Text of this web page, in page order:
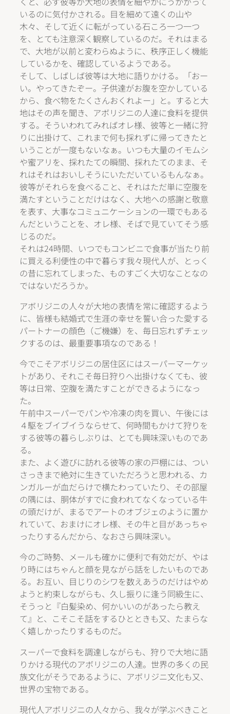
いるのに気付かされる。目を細めて遠くの山や
木々、そして近くに転がっている石ころ一つ一つ
を、とても注意深く観察しているのだ。それはまる
で、大地が以前と変わらぬように、秩序正しく機能
しているかを、確認しているようである。
そして、しばしば彼等は大地に語りかける。「おー
い。やってきたぞー。子供達がお腹を空かしている
から、食べ物をたくさんおくれよー」と。すると大
地はその声を聞き、アボリジニの人達に食料を提供
する。そういわれてみればオレ様、彼等と一緒に狩
りに出掛けて、これまで何も採れずに帰ってきたと
いうことが一度もないなぁ。いつも大量のイモムシ
や蜜アリを、採れたての瞬間、採れたてのまま、そ
れはそれはおいしそうにいただいているもんなぁ。
彼等がそれらを食べること、それはただ単に空腹を
満たすということだけはなく、大地への感謝と敬意
を表す、大事なコミュニケーションの一環でもある
んだということを、オレ様、そばで見ていてそう感
じるのだ。
それは24時間、いつでもコンビニで食事が当たり前
に買える利便性の中で暮らす我々現代人が、とっく
の昔に忘れてしまった、ものすごく大切なことなの
ではないだろうか。
アボリジニの人々が大地の表情を常に確認するよう
に、皆様も結婚式で生涯の幸せを誓い合った愛する
パートナーの顔色（ご機嫌）を、毎日忘れずチェッ
クするのは、最重要事項なのである！
今でこそアボリジニの居住区にはスーパーマーケッ
トがあり、それこそ毎日狩りへ出掛けなくても、彼
等は日常、空腹を満たすことができるようになっ
た。
午前中スーパーでパンや冷凍の肉を買い、午後には
４駆をブイブイうならせて、何時間もかけて狩りを
する彼等の暮らしぶりは、とても興味深いものであ
る。
また、よく遊びに訪れる彼等の家の戸棚には、つい
さっきまで絶対に生きていただろうと思われる、カ
ンガルーが血だらけで横たわっていたり、その部屋
の隅には、胴体がすでに食われてなくなっている牛
の頭だけが、まるでアートのオブジェのように置か
れていて、おまけにオレ様、その牛と目があっちゃ
ったりするんだから、なおさら興味深い。
今のご時勢、メールも確かに便利で有効だが、やは
り時にはちゃんと顔を見ながら話をしたいものであ
る。お互い、目じりのシワを数えあうのだけはやめ
ようと約束しながらも、久し振りに逢う同級生に、
そうっと『白髪染め、何かいいのがあったら教え
て』と、こそこそ話をするひとときも又、たまらな
く嬉しかったりするものだ。
スーパーで食料を調達しながらも、狩りで大地に語
りかける現代のアボリジニの人達。世界の多くの民
族文化がそうであるように、アボリジニ文化も又、
世界の宝物である。
現代人アボリジニの人々から、我々が学ぶべきこと